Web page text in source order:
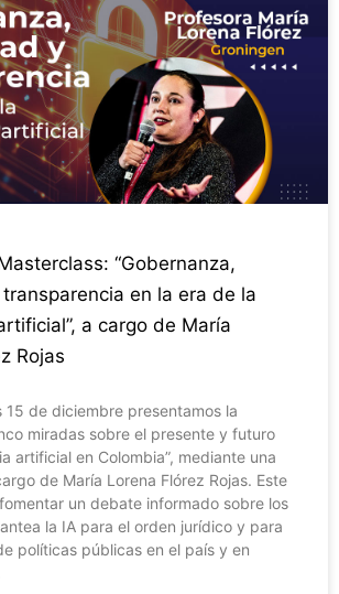
“Gobernanza,
en la era de la
a cargo de María
Rojas
15 de diciembre presentamos la
miradas sobre el presente y futuro
artificial en Colombia”, mediante una
de María Lorena Flórez Rojas. Este
un debate informado sobre los
la IA para el orden jurídico y para
políticas públicas en el país y en